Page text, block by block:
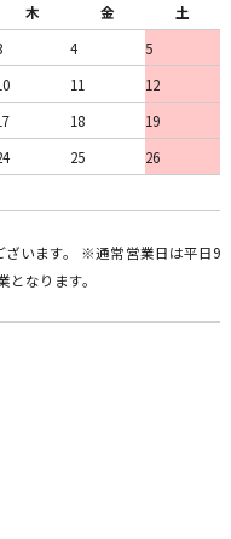
木 金
土
4
5
11
12
18
19
25
26
います。 ※通常営業日は平日9
なります。